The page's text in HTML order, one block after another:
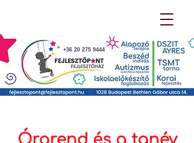
+36 20 275 9444